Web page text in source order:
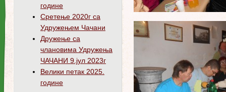
године
Сретење 2020г са
Удружењем Чачани
Дружење са
члановима Удружења
ЧАЧАНИ 9.јул 2023г
Велики петак 2025.
године